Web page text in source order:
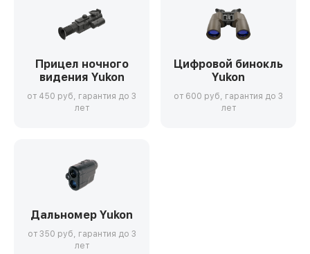
Прицел ночного
видения Yukon
от 450 руб, гарантия до 3
лет
Цифровой бинокль
Yukon
от 600 руб, гарантия до 3
лет
Дальномер Yukon
от 350 руб, гарантия до 3
лет